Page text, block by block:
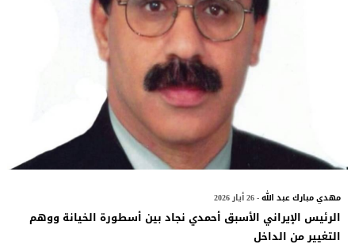
مهدي مبارك عبد الله- 26 أيار 2026
الرئيس الإيراني الأسبق أحمدي نجاد بين أسطورة الخيانة ووهم
التغيير من الداخل